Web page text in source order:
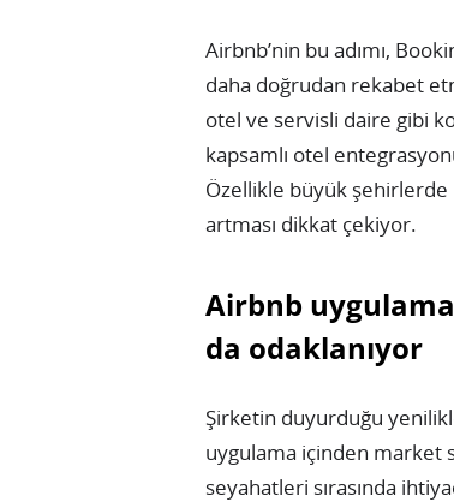
Airbnb’nin bu adımı,
daha doğrudan rekabet
otel ve servisli daire gibi
kapsamlı otel
Özellikle büyük şehirlerde
artması dikkat çekiyor.
Airbnb
da odaklanıyor
Şirketin duyurduğu
uygulama içinden market
seyahatleri sırasında